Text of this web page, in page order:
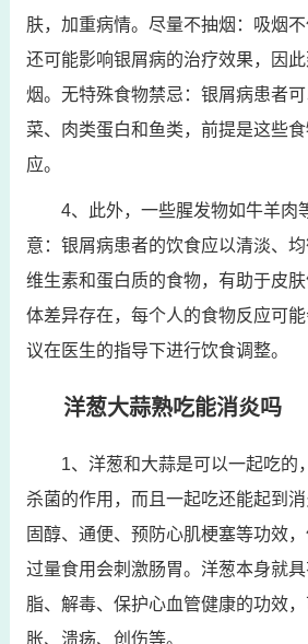
肤，加重病情。尽量不抽烟：吸烟不
还可能影响银屑病的治疗效果，因
烟。无特殊食物禁忌：银屑病患者
菜、肉类蛋白和鱼类，前提是这些
应。
4、此外，一些腥发物如牛羊肉
意：银屑病患者的饮食应以清淡、
维生素和蛋白质的食物，有助于皮
体差异存在，每个人的食物反应可
议在医生的指导下进行饮食调整。
洋葱大蒜熟吃能消炎吗
1、洋葱和大蒜是可以一起吃的
杀菌的作用，而且一起吃还能起到
固醇、通便、预防心肌梗塞等功效，
过量食用会刺激肠胃。洋葱本身就
脂、解毒、保护心血管健康的功效
胀、溃疡、创伤等。